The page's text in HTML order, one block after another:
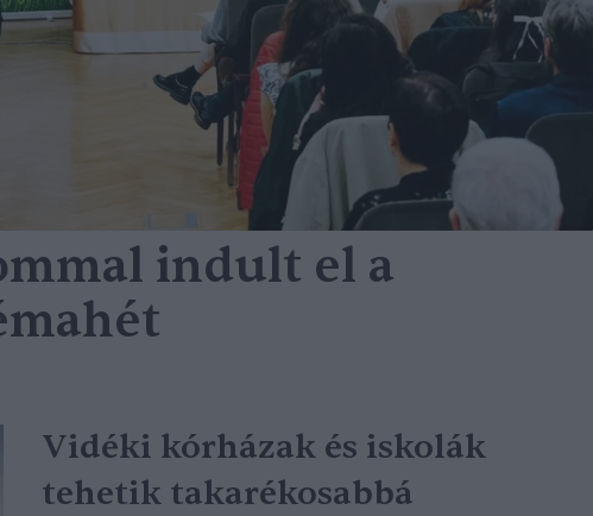
indult el a
Vidéki kórházak és iskolák
tehetik takarékosabbá